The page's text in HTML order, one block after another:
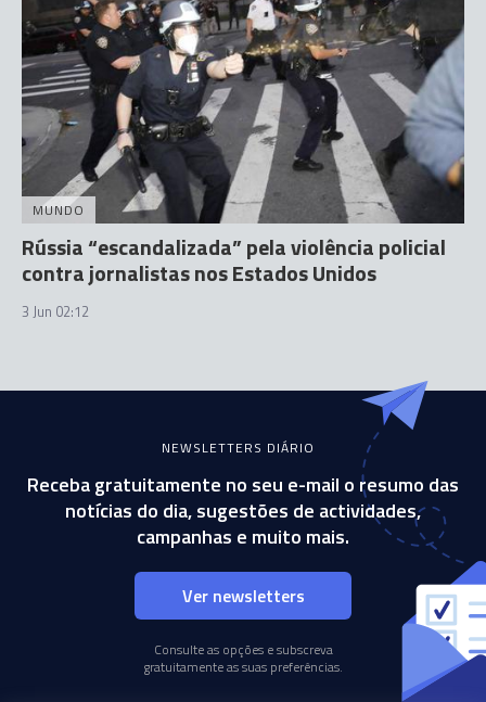
MUNDO
Rússia “escandalizada” pela violência policial
contra jornalistas nos Estados Unidos
3 Jun 02:12
NEWSLETTERS DIÁRIO
Receba gratuitamente no seu e-mail o resumo das
notícias do dia, sugestões de actividades,
campanhas e muito mais.
Ver newsletters
Consulte as opções e subscreva
gratuitamente as suas preferências.